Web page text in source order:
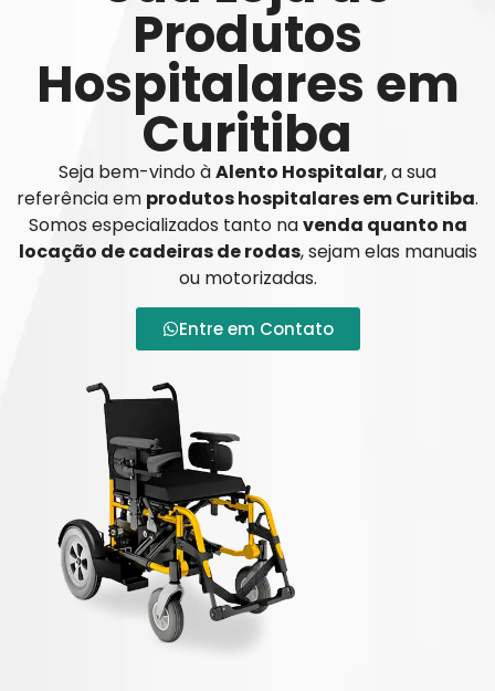
Produtos
Hospitalares em
Curitiba
Seja bem-vindo àAlento Hospitalar, a sua
referência em produtos hospitalares em Curitiba.
Somos especializados tanto navenda quanto na
locação de cadeiras de rodas, sejam elas manuais
ou motorizadas.
Entre em Contato